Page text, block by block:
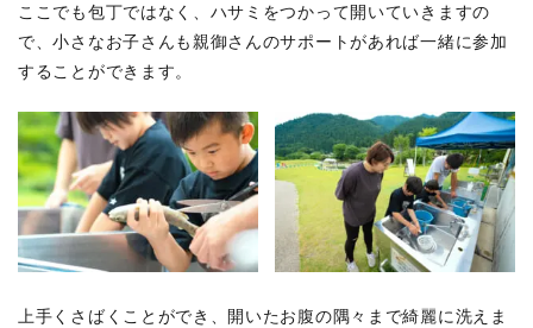
ここでも包丁ではなく、ハサミをつかって開いていきますの
で、小さなお子さんも親御さんのサポートがあれば一緒に参加
することができます。
上手くさばくことができ、開いたお腹の隅々まで綺麗に洗えま